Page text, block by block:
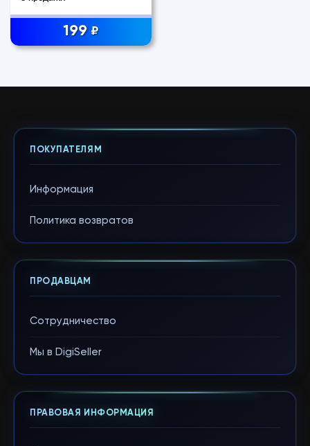
199 ₽
ПОКУПАТЕЛЯМ
Информация
Политика возвратов
ПРОДАВЦАМ
Сотрудничество
Мы в DigiSeller
ПРАВОВАЯ ИНФОРМАЦИЯ